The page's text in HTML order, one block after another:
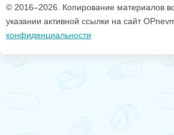
© 2016–2026. Копирование материалов
указании активной ссылки на сайт
конфиденциальности